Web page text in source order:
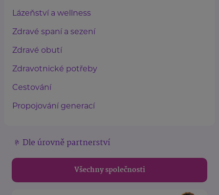
Lázeňství a wellness
Zdravé spaní a sezení
Zdravé obutí
Zdravotnické potřeby
Cestování
Propojování generací
Dle úrovně partnerství
Všechny společnosti